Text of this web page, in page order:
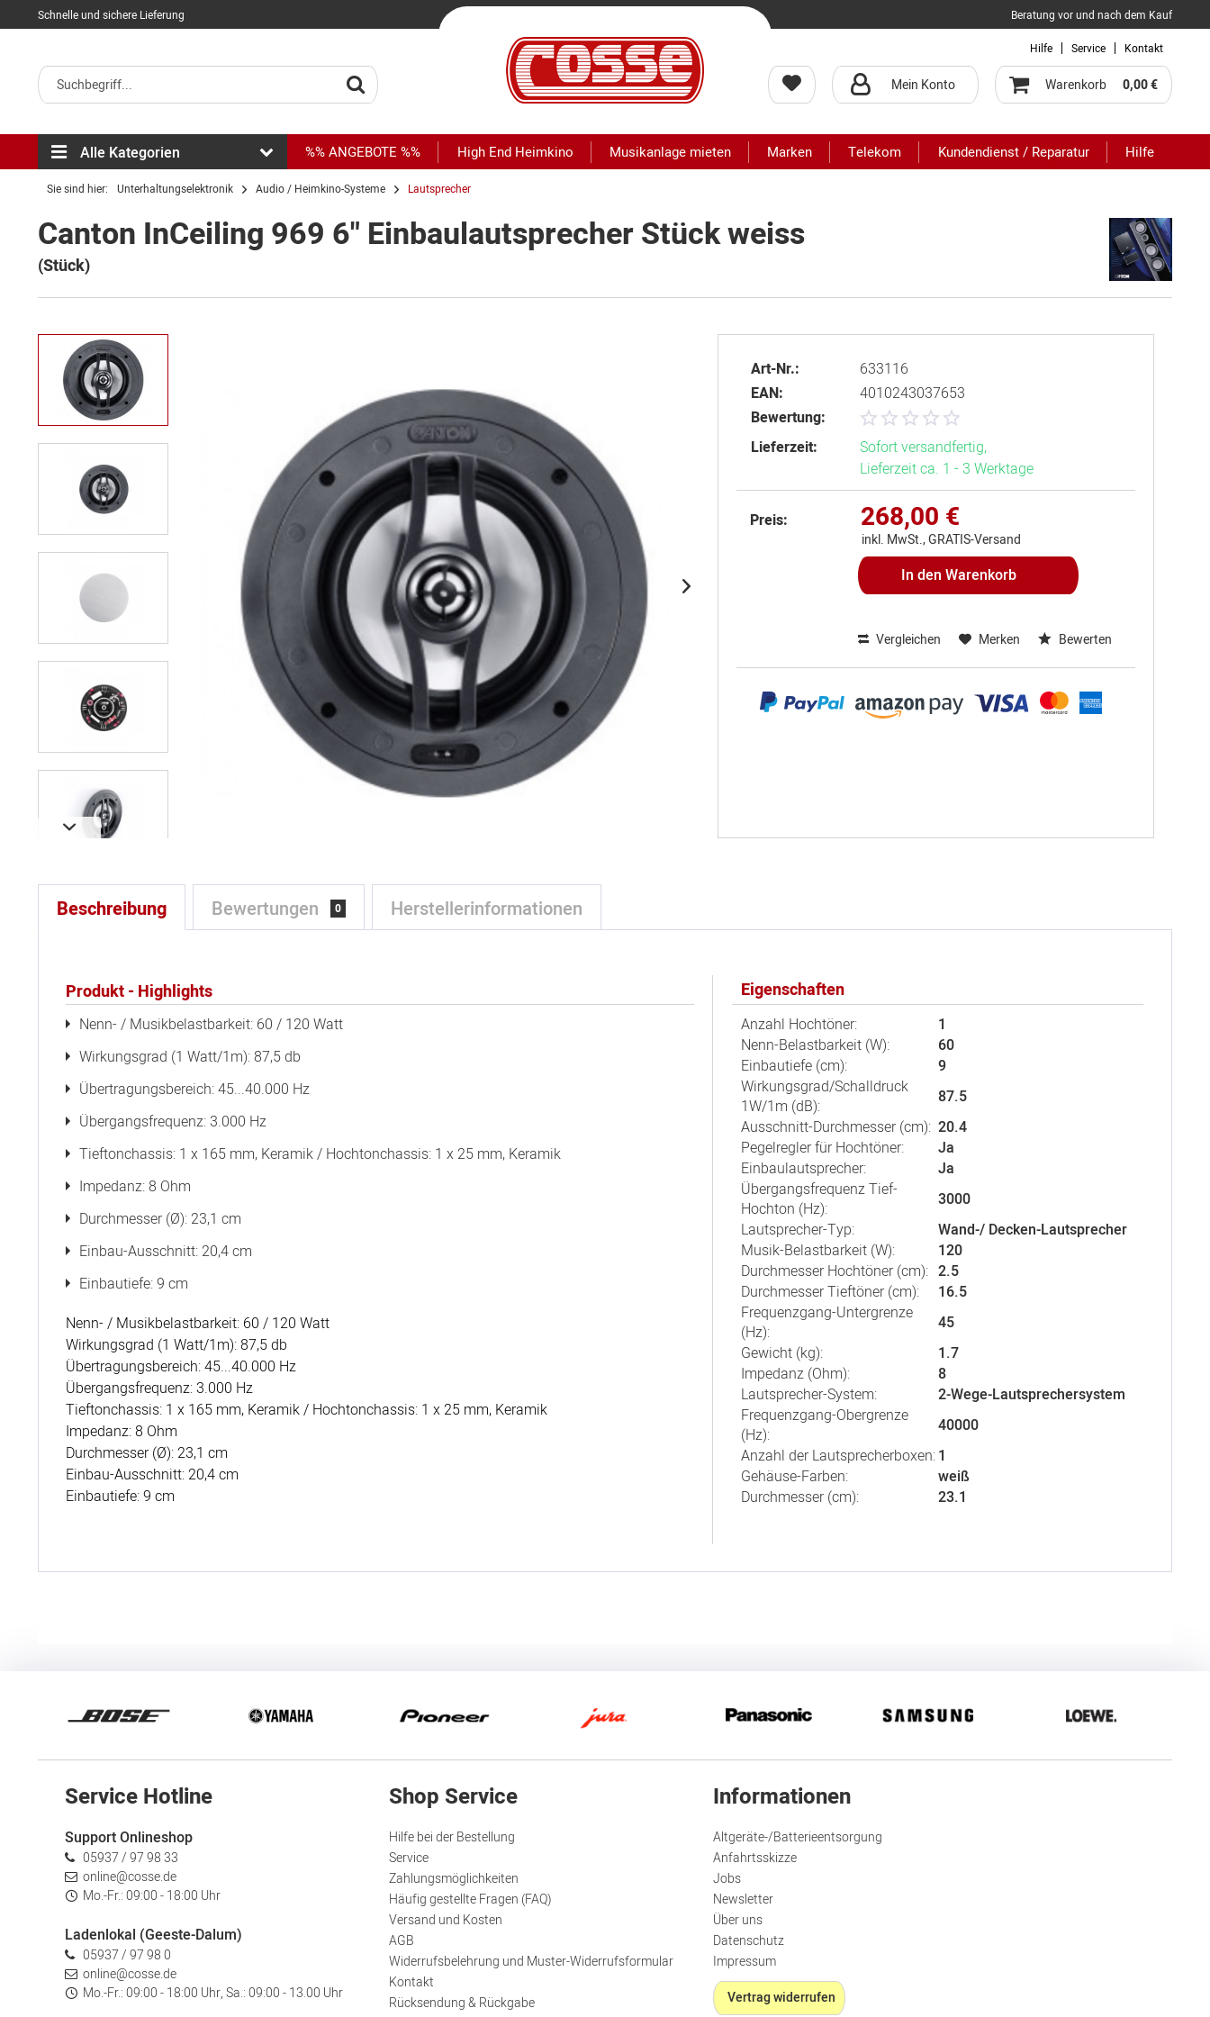
Schnelle und sichere Lieferung Beratung vor und nach dem Kauf
Mein Konto Warenkorb 0,00 €
Hilfe Service Kontakt
Alle Kategorien %% ANGEBOTE %% High End Heimkino Musikanlage mieten Marken Telekom Kundendienst / Reparatur Hilfe
Sie sind hier: Unterhaltungselektronik Audio / Heimkino-Systeme Lautsprecher
Canton InCeiling 969 6" Einbaulautsprecher Stück weiss
(Stück)
Art-Nr.:
633116
EAN:
4010243037653
Bewertung:
Lieferzeit:
Sofort versandfertig,
Lieferzeit ca. 1 - 3 Werktage
Preis: 268,00 €
inkl. MwSt., GRATIS-Versand
In den Warenkorb
Vergleichen Merken Bewerten
Beschreibung Bewertungen 0 Herstellerinformationen
Produkt - Highlights
Nenn- / Musikbelastbarkeit: 60 / 120 Watt
Wirkungsgrad (1 Watt/1m): 87,5 db
Übertragungsbereich: 45...40.000 Hz
Übergangsfrequenz: 3.000 Hz
Tieftonchassis: 1 x 165 mm, Keramik / Hochtonchassis: 1 x 25 mm, Keramik
Impedanz: 8 Ohm
Durchmesser (Ø): 23,1 cm
Einbau-Ausschnitt: 20,4 cm
Einbautiefe: 9 cm
Nenn- / Musikbelastbarkeit: 60 / 120 Watt
Wirkungsgrad (1 Watt/1m): 87,5 db
Übertragungsbereich: 45...40.000 Hz
Übergangsfrequenz: 3.000 Hz
Tieftonchassis: 1 x 165 mm, Keramik / Hochtonchassis: 1 x 25 mm, Keramik
Impedanz: 8 Ohm
Durchmesser (Ø): 23,1 cm
Einbau-Ausschnitt: 20,4 cm
Einbautiefe: 9 cm
Eigenschaften
Anzahl Hochtöner:
1
Nenn-Belastbarkeit (W):
60
Einbautiefe (cm):
9
Wirkungsgrad/Schalldruck
1W/1m (dB):
87.5
Ausschnitt-Durchmesser (cm): 20.4
Pegelregler für Hochtöner:
Ja
Einbaulautsprecher:
Ja
Übergangsfrequenz Tief-
Hochton (Hz):
3000
Lautsprecher-Typ:
Wand-/ Decken-Lautsprecher
Musik-Belastbarkeit (W):
120
Durchmesser Hochtöner (cm): 2.5
Durchmesser Tieftöner (cm):
16.5
Frequenzgang-Untergrenze
(Hz):
45
Gewicht (kg):
1.7
Impedanz (Ohm):
8
Lautsprecher-System:
2-Wege-Lautsprechersystem
Frequenzgang-Obergrenze
(Hz):
40000
Anzahl der Lautsprecherboxen:1
Gehäuse-Farben:
weiß
Durchmesser (cm):
23.1
Service Hotline
Support Onlineshop
05937 / 97 98 33
online@cosse.de
Mo.-Fr.: 09:00 - 18:00 Uhr
Ladenlokal (Geeste-Dalum)
05937 / 97 98 0
online@cosse.de
Mo.-Fr.: 09:00 - 18:00 Uhr, Sa.: 09:00 - 13.00 Uhr
Shop Service
Hilfe bei der Bestellung
Service
Zahlungsmöglichkeiten
Häufig gestellte Fragen (FAQ)
Versand und Kosten
AGB
Widerrufsbelehrung und Muster-Widerrufsformular
Kontakt
Rücksendung & Rückgabe
Informationen
Altgeräte-/Batterieentsorgung
Anfahrtsskizze
Jobs
Newsletter
Über uns
Datenschutz
Impressum
Vertrag widerrufen